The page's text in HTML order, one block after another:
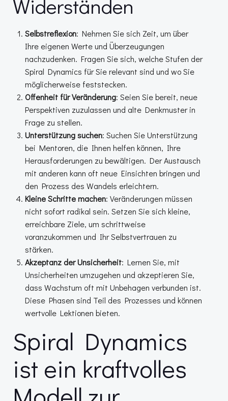
Widerständen
Selbstreflexion: Nehmen Sie sich Zeit, um über
Ihre eigenen Werte und Überzeugungen
nachzudenken. Fragen Sie sich, welche Stufen der
Spiral Dynamics für Sie relevant sind und wo Sie
möglicherweise feststecken.
Offenheit für Veränderung: Seien Sie bereit, neue
Perspektiven zuzulassen und alte Denkmuster in
Frage zu stellen.
Unterstützung suchen: Suchen Sie Unterstützung
bei Mentoren, die Ihnen helfen können, Ihre
Herausforderungen zu bewältigen. Der Austausch
mit anderen kann oft neue Einsichten bringen und
den Prozess des Wandels erleichtern.
Kleine Schritte machen: Veränderungen müssen
nicht sofort radikal sein. Setzen Sie sich kleine,
erreichbare Ziele, um schrittweise
voranzukommen und Ihr Selbstvertrauen zu
stärken.
Akzeptanz der Unsicherheit: Lernen Sie, mit
Unsicherheiten umzugehen und akzeptieren Sie,
dass Wachstum oft mit Unbehagen verbunden ist.
Diese Phasen sind Teil des Prozesses und können
wertvolle Lektionen bieten.
Spiral Dynamics
ist ein kraftvolles